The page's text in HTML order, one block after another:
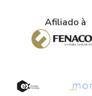
Afiliado à